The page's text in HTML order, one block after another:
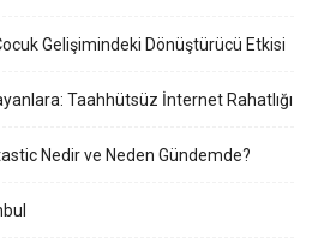
Gelişimindeki Dönüştürücü Etkisi
Taahhütsüz İnternet Rahatlığı
Nedir ve Neden Gündemde?